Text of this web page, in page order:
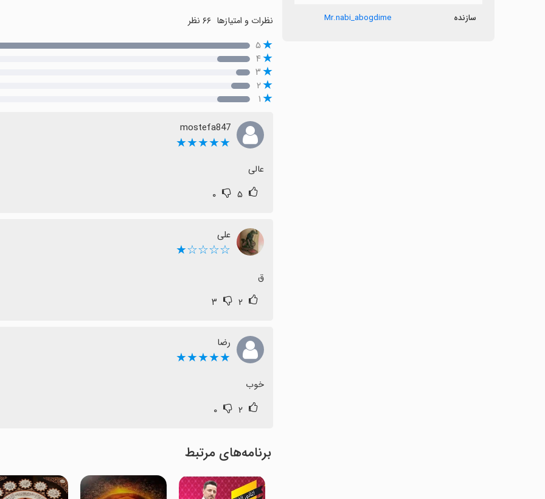
سازنده Mr.nabi_abogdime نظرات و امتیازها ۶۶ نظر
۵
۴
۳
۲
۱
mostefa847
★★★★★
عالی
۵ ۰
علی
☆☆☆☆★
ق
۲ ۳
رضا
★★★★★
خوب
۲ ۰
برنامه‌های مرتبط